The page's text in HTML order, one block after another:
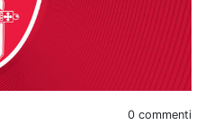
0 commenti